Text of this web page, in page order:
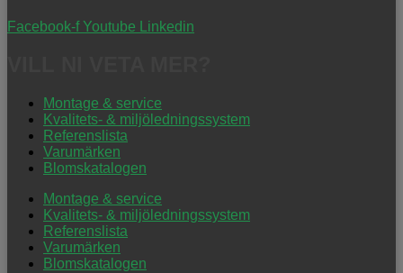
Facebook-f Youtube Linkedin
Montage & service
Kvalitets- & miljöledningssystem
Referenslista
Varumärken
Blomskatalogen
Montage & service
Kvalitets- & miljöledningssystem
Referenslista
Varumärken
Blomskatalogen